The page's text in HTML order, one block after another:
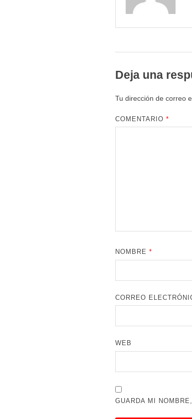
Deja una
Tu dirección de correo
COMENTARIO*
NOMBRE*
CORREO
WEB
GUARDA MI